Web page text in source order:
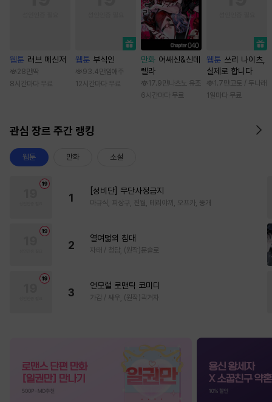
웹툰 러브 메신저
28만 딱
8시간마다 무료
웹툰 부식인
93.4만 임애주
12시간마다 무료
만화 어쌔신&신데
렐라
17.9만 나츠노 유조
6시간마다 무료
웹툰 쓰리 나이츠,
실제로 합니다
1.7만 고토 / 두나래
1일마다 무료
관심 장르 주간 랭킹
웹툰 만화 소설
1
[성비단] 무단사정금지
마규식, 피상구, 진월, 테리야끼, 오프카, 뚱개
2
열여덟의 침대
자태 / 청담, (원작)문슬로
3
언모럴 로맨틱 코미디
가감 / 쌔우, (원작)곽겨자